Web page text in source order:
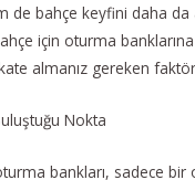
de bahçe keyfini daha da
için oturma
almanız gereken
Nokta
bankları, sadece bir